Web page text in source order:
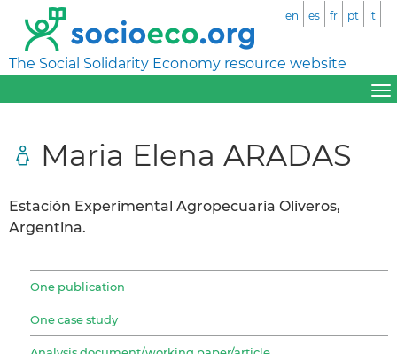
The Social Solidarity Economy resource website
en es fr pt it
Maria Elena ARADAS
Estación Experimental Agropecuaria Oliveros,
Argentina.
One publication
One case study